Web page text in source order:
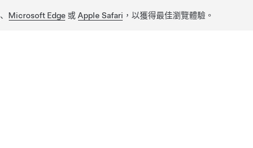
、 Microsoft Edge 或 Apple Safari ，以獲得最佳瀏覽體驗。